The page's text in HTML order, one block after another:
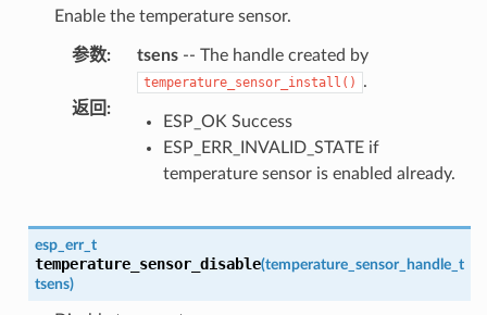
Enable the temperature sensor.
参数: tsens-- The handle created by
temperature_sensor_install()
.
返回 :
ESP_OK Success
ESP_ERR_INVALID_STATE if
temperature sensor is enabled already.
esp_err_t
temperature_sensor_disable(temperature_sensor_handle_t
tsens)